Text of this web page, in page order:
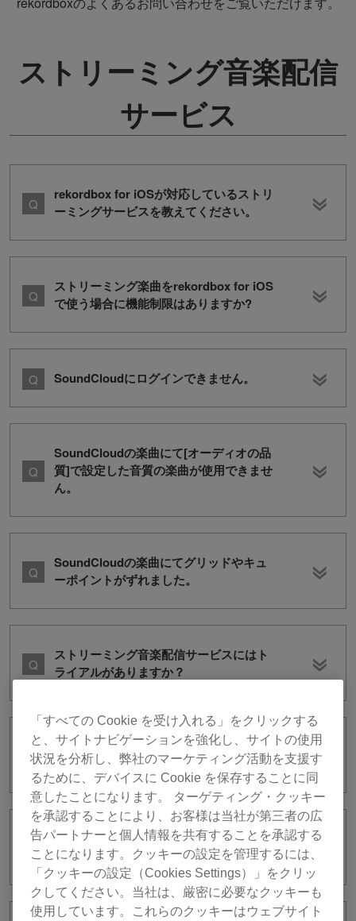
ストリーミング音楽配信
サービス
rekordbox for iOSが対応しているストリ
ーミングサービスを教えてください。
ストリーミング楽曲をrekordbox for iOS
で使う場合に機能制限はありますか?
SoundCloudにログインできません。
SoundCloudの楽曲にて[オーディオの品
質]で設定した音質の楽曲が使用できませ
ん。
SoundCloudの楽曲にてグリッドやキュ
ーポイントがずれました。
ストリーミング音楽配信サービスにはト
ライアルがありますか？
プレイ中に音声が停止することがありま
す。
Apple Musicの楽曲にてグリッドやキュ
ーポイントがずれました。
「すべての Cookie を受け入れる」をクリックする
と、サイトナビゲーションを強化し、サイトの使用
状況を分析し、弊社のマーケティング活動を支援す
るために、デバイスに Cookie を保存することに同
意したことになります。 ターゲティング・クッキー
を承認することにより、お客様は当社が第三者の広
告パートナーと個人情報を共有することを承認する
ことになります。クッキーの設定を管理するには、
「クッキーの設定（Cookies Settings）」をクリッ
クしてください。当社は、厳密に必要なクッキーも
使用しています。これらのクッキーはウェブサイト